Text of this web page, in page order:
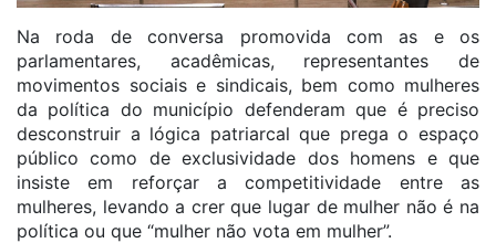
Na roda de conversa promovida com as e os
parlamentares, acadêmicas, representantes de
movimentos sociais e sindicais, bem como mulheres
da política do município defenderam que é preciso
desconstruir a lógica patriarcal que prega o espaço
público como de exclusividade dos homens e que
insiste em reforçar a competitividade entre as
mulheres, levando a crer que lugar de mulher não é na
política ou que “mulher não vota em mulher”.